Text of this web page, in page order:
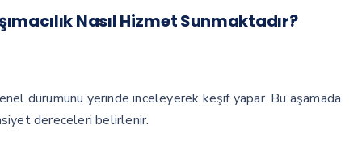
Nasıl Hizmet Sunmaktadır?
durumunu yerinde inceleyerek keşif yapar. Bu aşamada
dereceleri belirlenir.